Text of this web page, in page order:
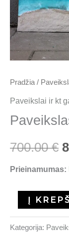
Pradžia /
Paveikslai ir kt
700.00€
Prieinamumas:
34
Į
Kategorija: